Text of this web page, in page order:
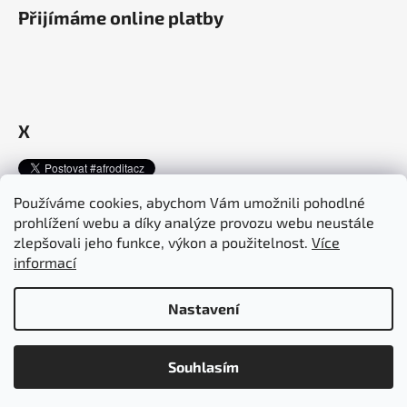
Používáme cookies, abychom Vám umožnili pohodlné
prohlížení webu a díky analýze provozu webu neustále
zlepšovali jeho funkce, výkon a použitelnost. Více
informací
Nastavení
Souhlasím
PRO MOŽNOST SPOLUPRÁCE A NÁKUPU PRODUKTŮ PRO SALÓN JE
Přijímáme online platby
X
Afroditacosmetics.cz afroditacosmetics.sk
Copyright 2026Afrodita Cosmetics. Všechna práva vyhrazena.
Upravit nastavení cookies